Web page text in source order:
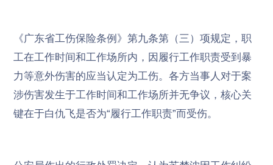
《广东省工伤保险条例》第九条第（三）项规定，职
工在工作时间和工作场所内，因履行工作职责受到暴
力等意外伤害的应当认定为工伤。各方当事人对于案
涉伤害发生于工作时间和工作场所并无争议，核心关
键在于白仇飞是否为“履行工作职责”而受伤。